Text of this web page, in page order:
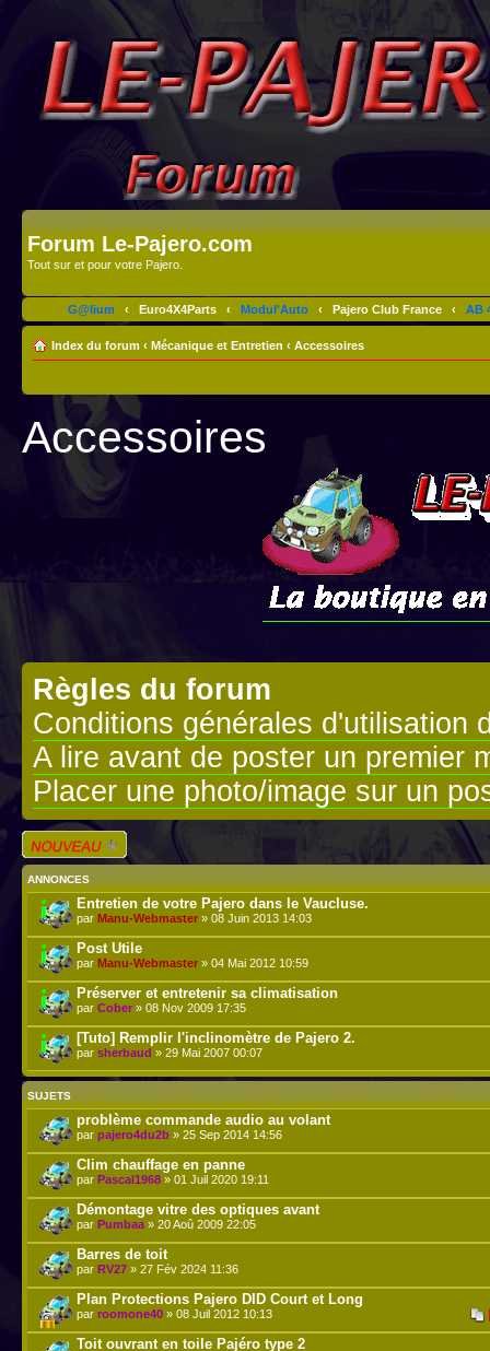
Forum Le-Pajero.com
Tout sur et pour votre Pajero.
G@lium ‹ Euro4X4Parts ‹ Modul'Auto ‹ Pajero Club France ‹ AB
Index du forum ‹ Mécanique et Entretien ‹ Accessoires
Accessoires
Règles du forum
Conditions générales d'utilisation
A lire avant de poster un premier
Placer une photo/image sur un
Écrire un nouveau
sujet
ANNONCES
Entretien de votre Pajero dans le Vaucluse.
par Manu-Webmaster » 08 Juin 2013 14:03
Post Utile
par Manu-Webmaster » 04 Mai 2012 10:59
Préserver et entretenir sa climatisation
par Cober » 08 Nov 2009 17:35
[Tuto] Remplir l'inclinomètre de Pajero 2.
par sherbaud » 29 Mai 2007 00:07
SUJETS
problème commande audio au volant
par pajero4du2b » 25 Sep 2014 14:56
Clim chauffage en panne
par Pascal1968 » 01 Juil 2020 19:11
Démontage vitre des optiques avant
par Pumbaa » 20 Aoû 2009 22:05
Barres de toit
par RV27 » 27 Fév 2024 11:36
Plan Protections Pajero DID Court et Long
par roomone40 » 08 Juil 2012 10:13
Toit ouvrant en toile Pajéro type 2